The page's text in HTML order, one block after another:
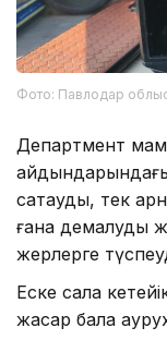
Фото: Павлодар
Департмент
айдындарындағы
сақтауды, тек
ғана демалуды
жерлерге
Еске сала
жасар бала